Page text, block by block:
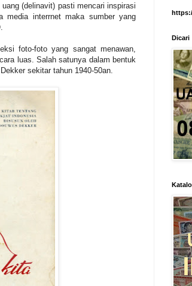
(delinavit) pasti mencari inspirasi
media interrnet maka sumber yang
foto-foto yang sangat menawan,
luas. Salah satunya dalam bentuk
sekitar tahun 1940-50an.
Dicari